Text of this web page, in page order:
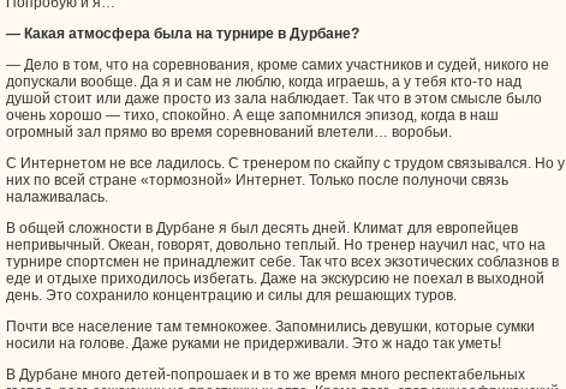
— Какая атмосфера была на турнире в Дурбане?
— Дело в том, что на соревнования, кроме самих участников и судей, никого не
допускали вообще. Да я и сам не люблю, когда играешь, а у тебя кто-то над
душой стоит или даже просто из зала наблюдает. Так что в этом смысле было
очень хорошо — тихо, спокойно. А еще запомнился эпизод, когда в наш
огромный зал прямо во время соревнований влетели… воробьи.
С Интернетом не все ладилось. С тренером по скайпу с трудом связывался. Но у
них по всей стране «тормозной» Интернет. Только после полуночи связь
налаживалась.
В общей сложности в Дурбане я был десять дней. Климат для европейцев
непривычный. Океан, говорят, довольно теплый. Но тренер научил нас, что на
турнире спортсмен не принадлежит себе. Так что всех экзотических соблазнов в
еде и отдыхе приходилось избегать. Даже на экскурсию не поехал в выходной
день. Это сохранило концентрацию и силы для решающих туров.
Почти все население там темнокожее. Запомнились девушки, которые сумки
носили на голове. Даже руками не придерживали. Это ж надо так уметь!
В Дурбане много детей-попрошаек и в то же время много респектабельных